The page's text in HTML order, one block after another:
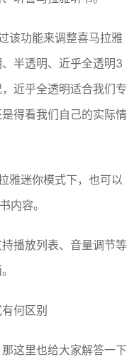
该功能来调整喜马拉雅
半透明、近乎全透明3
近乎全透明适合我们专
得看我们自己的实际情
雅迷你模式下，也可以
内容。
播放列表、音量调节等
何区别
这里也给大家解答一下